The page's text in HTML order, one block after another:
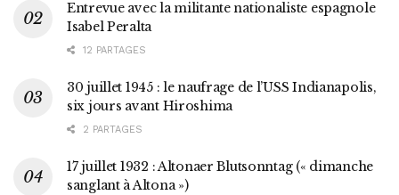
Entrevue avec la militante nationaliste espagnole
Isabel Peralta
12 PARTAGES
30 juillet 1945 : le naufrage de l’USS Indianapolis,
six jours avant Hiroshima
2 PARTAGES
17 juillet 1932 : Altonaer Blutsonntag (« dimanche
sanglant à Altona »)